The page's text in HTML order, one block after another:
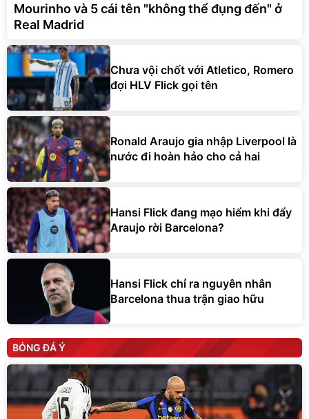
Mourinho và 5 cái tên "không thể đụng đến" ở
Real Madrid
Chưa vội chốt với Atletico, Romero
đợi HLV Flick gọi tên
Ronald Araujo gia nhập Liverpool là
nước đi hoàn hảo cho cả hai
Hansi Flick đang mạo hiểm khi đẩy
Araujo rời Barcelona?
Hansi Flick chỉ ra nguyên nhân
Barcelona thua trận giao hữu
BÓNG ĐÁ Ý